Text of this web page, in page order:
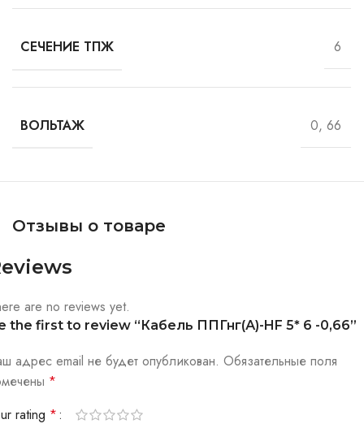
СЕЧЕНИЕ ТПЖ 6
ВОЛЬТАЖ 0, 66
Отзывы о товаре
are no reviews yet.
the first to review “Кабель ППГнг(А)-HF 5* 6 -0,66”
адрес email не будет опубликован. Обязательные поля
*
rating *